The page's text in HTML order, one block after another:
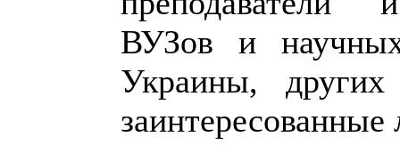
ВУЗов и
Украины,
заинтересованные